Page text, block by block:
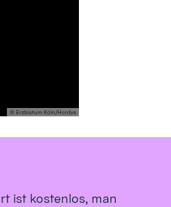
© Erzbistum Köln/Hordys
ist kostenlos, man